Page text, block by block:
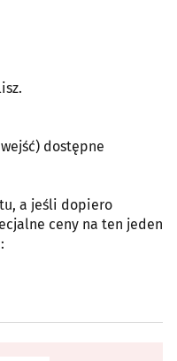
dostępne
a jeśli dopiero
ceny na ten jeden